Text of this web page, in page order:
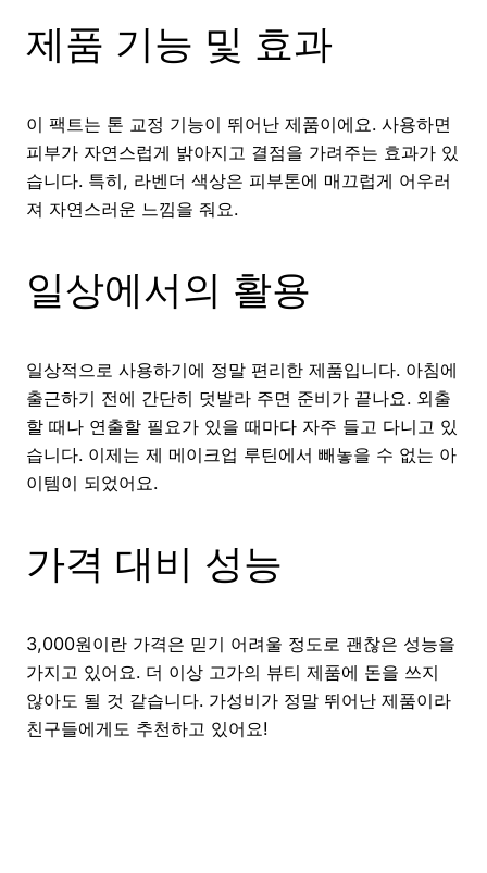
제품 기능 및 효과
이 팩트는 톤 교정 기능이 뛰어난 제품이에요. 사용하면
피부가 자연스럽게 밝아지고 결점을 가려주는 효과가 있
습니다. 특히, 라벤더 색상은 피부톤에 매끄럽게 어우러
져 자연스러운 느낌을 줘요.
일상에서의 활용
일상적으로 사용하기에 정말 편리한 제품입니다. 아침에
출근하기 전에 간단히 덧발라 주면 준비가 끝나요. 외출
할 때나 연출할 필요가 있을 때마다 자주 들고 다니고 있
습니다. 이제는 제 메이크업 루틴에서 빼놓을 수 없는 아
이템이 되었어요.
가격 대비 성능
3,000원이란 가격은 믿기 어려울 정도로 괜찮은 성능을
가지고 있어요. 더 이상 고가의 뷰티 제품에 돈을 쓰지
않아도 될 것 같습니다. 가성비가 정말 뛰어난 제품이라
친구들에게도 추천하고 있어요!